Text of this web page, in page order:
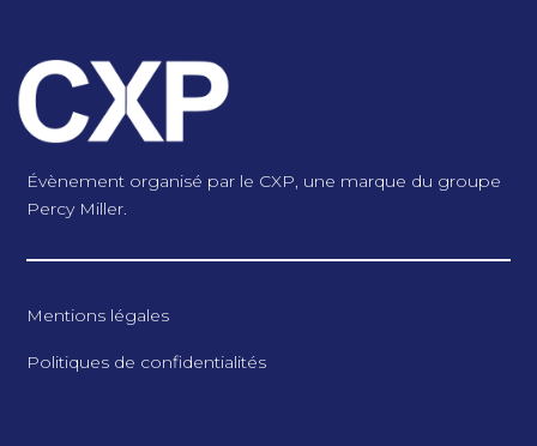
Évènement organisé par le CXP, une marque du groupe
Percy Miller.
Mentions légales
Politiques de confidentialités